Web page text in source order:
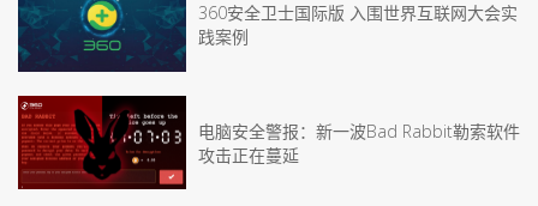
360安全卫士国际版 入围世界互联网大会实
践案例
电脑安全警报：新一波Bad Rabbit勒索软件
攻击正在蔓延